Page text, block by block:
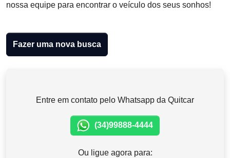
nossa equipe para encontrar o veículo dos seus sonhos!
Fazer uma nova busca
Entre em contato pelo Whatsapp da Quitcar
(34)99888-4444
Ou ligue agora para: